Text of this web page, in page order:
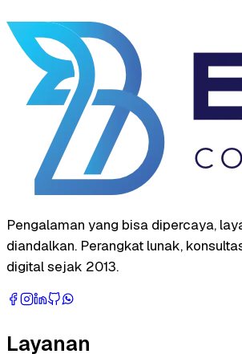
Pengalaman yang bisa dipercaya,
diandalkan. Perangkat lunak,
digital sejak 2013.
Layanan